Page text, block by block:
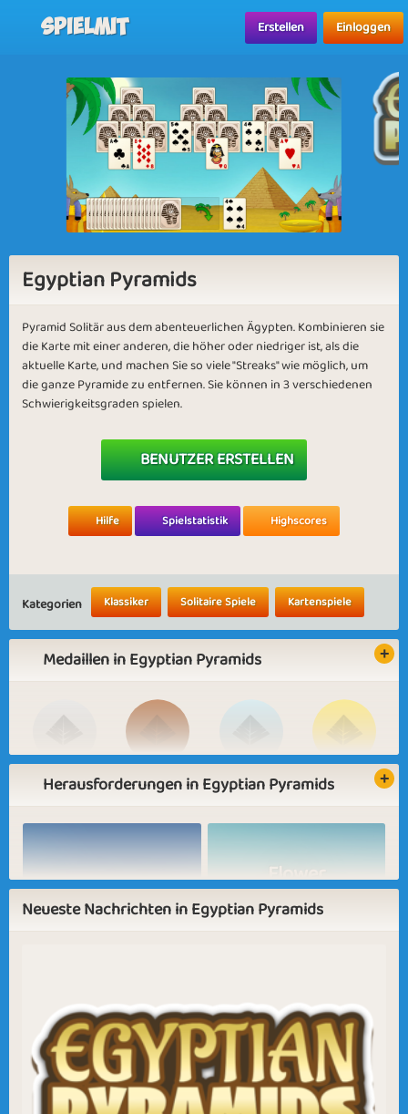
Spielmit Erstellen Einloggen
Egyptian Pyramids
Pyramid Solitär aus dem abenteuerlichen Ägypten. Kombinieren sie
die Karte mit einer anderen, die höher oder niedriger ist, als die
aktuelle Karte, und machen Sie so viele "Streaks" wie möglich, um
die ganze Pyramide zu entfernen. Sie können in 3 verschiedenen
Schwierigkeitsgraden spielen.
BENUTZER ERSTELLEN
Hilfe Spielstatistik Highscores
Kategorien Klassiker Solitaire Spiele Kartenspiele
Medaillen in Egyptian Pyramids
Egyptian
Pyramids
Expert
Egyptian
Pyramids
Greatest
Pyramid
Builder
Anubis
Herausforderungen in Egyptian Pyramids
Summer Evenings
Flower
Arrangement
Fireplace Time for Projects
Neueste Nachrichten in Egyptian Pyramids